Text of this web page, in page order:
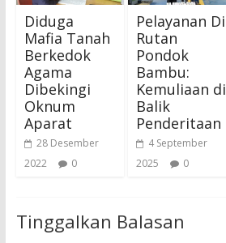
Diduga
Mafia Tanah
Berkedok
Agama
Dibekingi
Oknum
Aparat
28 Desember
2022
0
Pelayanan Di
Rutan
Pondok
Bambu:
Kemuliaan di
Balik
Penderitaan
4 September
2025
0
Tinggalkan Balasan